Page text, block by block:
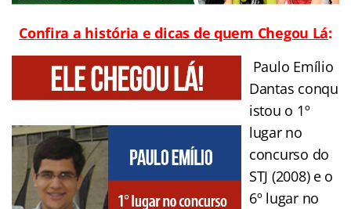
Confira a história e dicas de quem Chegou Lá:
Paulo Emílio
Dantas conqu
istou o 1º
lugar no
concurso do
STJ (2008) e o
6º lugar no